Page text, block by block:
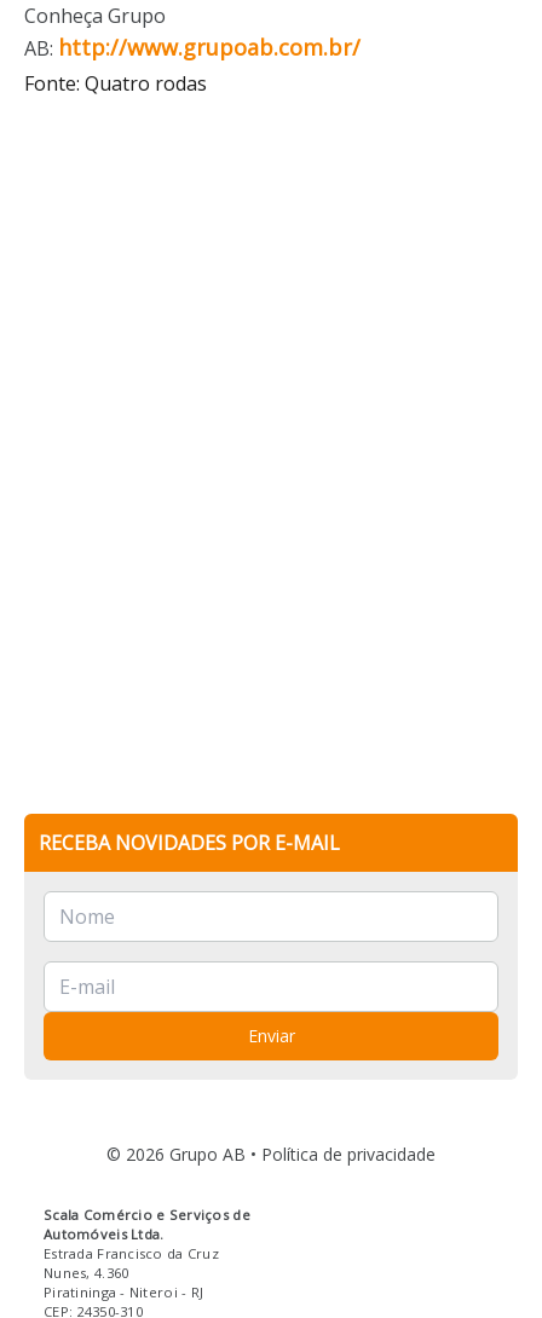
Conheça Grupo
AB: http://www.grupoab.com.br/
Fonte: Quatro rodas
RECEBA NOVIDADES POR E-MAIL
Enviar
© 2026 Grupo AB • Política de privacidade
Scala Comércio e Serviços de
Automóveis Ltda.
Estrada Francisco da Cruz
Nunes, 4.360
Piratininga - Niteroi - RJ
CEP: 24350-310